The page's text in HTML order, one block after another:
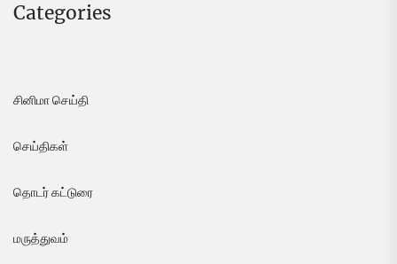
Categories
சினிமா செய்தி
செய்திகள்
தொடர் கட்டுரை
மருத்துவம்